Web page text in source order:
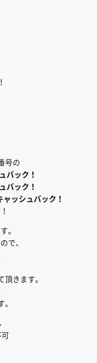
号の
バック！
バック！
ャッシュバック！
。
で、
きます。
。